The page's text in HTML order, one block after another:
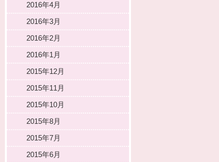
2016年4月
2016年3月
2016年2月
2016年1月
2015年12月
2015年11月
2015年10月
2015年8月
2015年7月
2015年6月